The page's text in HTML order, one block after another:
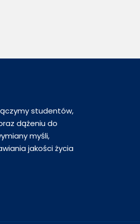
studentów,
dążeniu do
myśli,
jakości życia